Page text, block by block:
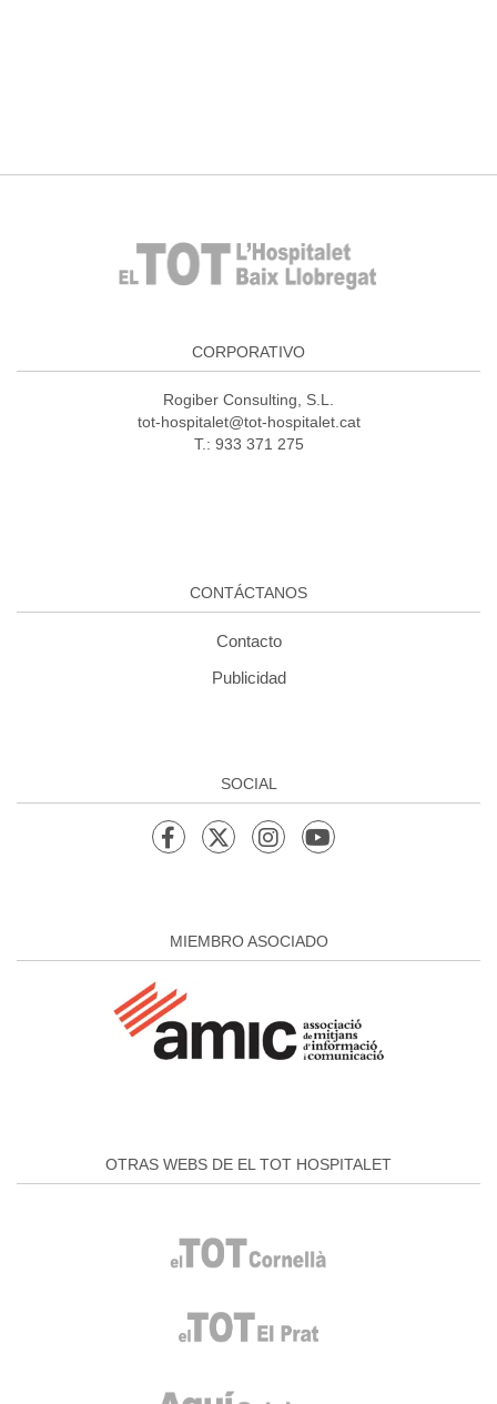
CORPORATIVO
Rogiber Consulting, S.L.
tot-hospitalet@tot-hospitalet.cat
T.: 933 371 275
CONTÁCTANOS
Contacto
Publicidad
SOCIAL
MIEMBRO ASOCIADO
OTRAS WEBS DE EL TOT HOSPITALET